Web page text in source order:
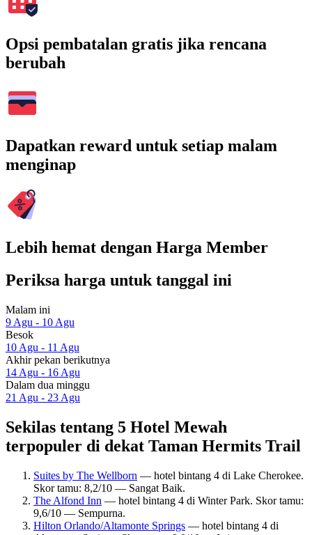
Opsi pembatalan gratis jika rencana
berubah
Dapatkan reward untuk setiap malam
menginap
Lebih hemat dengan Harga Member
Periksa harga untuk tanggal ini
Malam ini
9 Agu - 10 Agu
Besok
10 Agu - 11 Agu
Akhir pekan berikutnya
14 Agu - 16 Agu
Dalam dua minggu
21 Agu - 23 Agu
Sekilas tentang 5 Hotel Mewah
terpopuler di dekat Taman Hermits Trail
Suites by The Wellborn — hotel bintang 4 di Lake Cherokee.
Skor tamu: 8,2/10 — Sangat Baik.
The Alfond Inn — hotel bintang 4 di Winter Park. Skor tamu:
9,6/10 — Sempurna.
Hilton Orlando/Altamonte Springs — hotel bintang 4 di